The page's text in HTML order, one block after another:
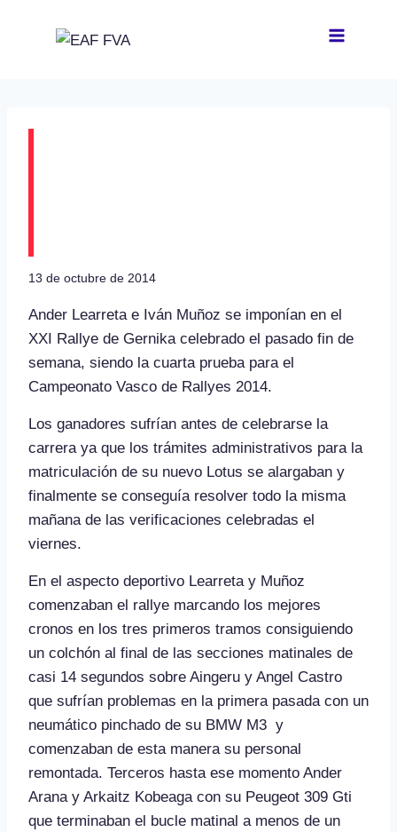
13 de octubre de 2014
Ander Learreta e Iván Muñoz se imponían en el
XXI Rallye de Gernika celebrado el pasado fin de
semana, siendo la cuarta prueba para el
Campeonato Vasco de Rallyes 2014.
Los ganadores sufrían antes de celebrarse la
carrera ya que los trámites administrativos para la
matriculación de su nuevo Lotus se alargaban y
finalmente se conseguía resolver todo la misma
mañana de las verificaciones celebradas el
viernes.
En el aspecto deportivo Learreta y Muñoz
comenzaban el rallye marcando los mejores
cronos en los tres primeros tramos consiguiendo
un colchón al final de las secciones matinales de
casi 14 segundos sobre Aingeru y Angel Castro
que sufrían problemas en la primera pasada con un
neumático pinchado de su BMW M3 y
comenzaban de esta manera su personal
remontada. Terceros hasta ese momento Ander
Arana y Arkaitz Kobeaga con su Peugeot 309 Gti
que terminaban el bucle matinal a menos de un